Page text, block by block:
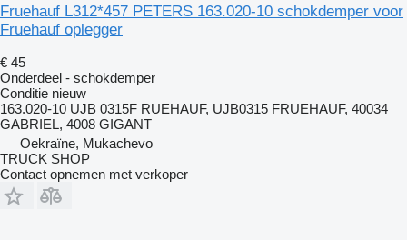
Fruehauf L312*457 PETERS 163.020-10 schokdemper voor
Fruehauf oplegger
€ 45
Onderdeel - schokdemper
Conditie nieuw
163.020-10 UJB 0315F RUEHAUF, UJB0315 FRUEHAUF, 40034
GABRIEL, 4008 GIGANT
Oekraïne, Mukachevo
TRUCK SHOP
Contact opnemen met verkoper